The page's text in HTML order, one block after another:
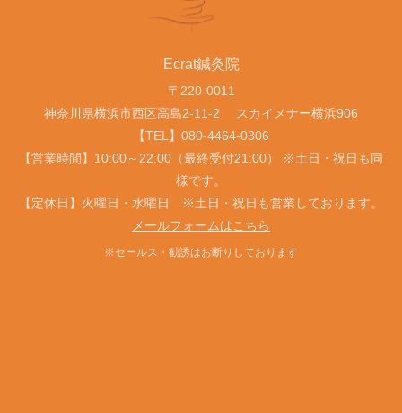
Ecrat鍼灸院
〒220-0011
神奈川県横浜市西区高島2-11-2
スカイメナー横浜906
【TEL】 080-4464-0306
【営業時間】10:00～22:00（最終受付21:00） ※土日・祝日も同
様です。
【定休日】火曜日・水曜日 ※土日・祝日も営業しております。
メールフォームはこちら
※セールス・勧誘はお断りしております